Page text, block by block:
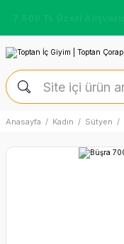
Anasayfa Kadın Sütyen